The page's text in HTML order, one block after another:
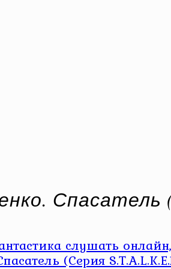
Спасатель
слушать
(Серия